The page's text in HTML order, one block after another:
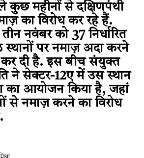
कुछ महीनों से दक्षिणपंथी
का विरोध कर रहे हैं.
नवंबर को 37 निर्धारित
पर नमाज़ अदा करने
कर दी है. इस बीच संयुक्त
ने सेक्टर-12ए में उस स्थान
का आयोजन किया है, जहां
से नमाज़ करने का विरोध